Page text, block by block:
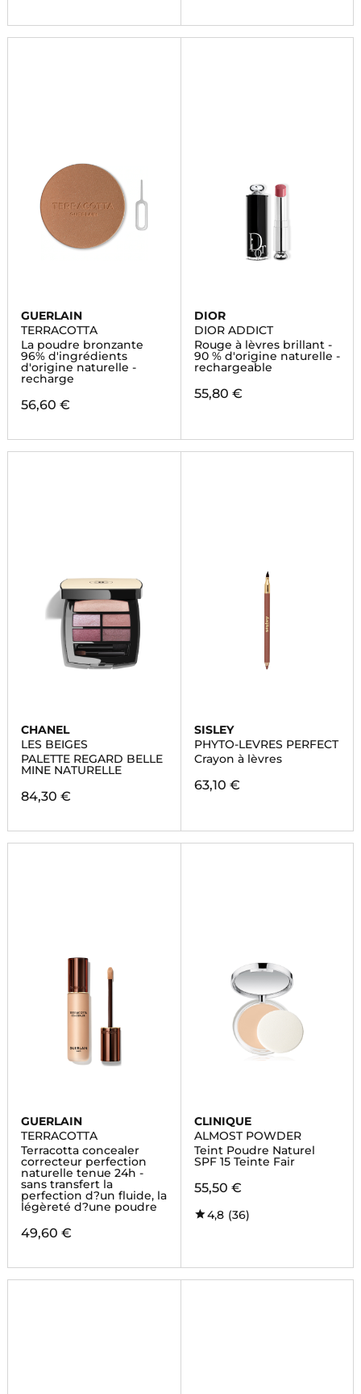
GUERLAIN
TERRACOTTA
La poudre bronzante
96% d'ingrédients
d'origine naturelle -
recharge
56,60 €
DIOR
DIOR ADDICT
Rouge à lèvres brillant -
90 % d'origine naturelle -
rechargeable
55,80 €
CHANEL
LES BEIGES
PALETTE REGARD BELLE
MINE NATURELLE
84,30 €
SISLEY
PHYTO-LEVRES PERFECT
Crayon à lèvres
63,10 €
GUERLAIN
TERRACOTTA
Terracotta concealer
correcteur perfection
naturelle tenue 24h -
sans transfert la
perfection d?un fluide, la
légèreté d?une poudre
49,60 €
CLINIQUE
ALMOST POWDER
Teint Poudre Naturel
SPF 15 Teinte Fair
55,50 €
4,8 (36)